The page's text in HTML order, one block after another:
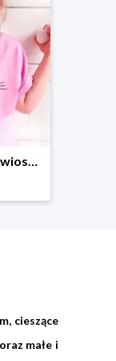
Dodatkowe -25% na wiosenne nowości
cieszące
małe i